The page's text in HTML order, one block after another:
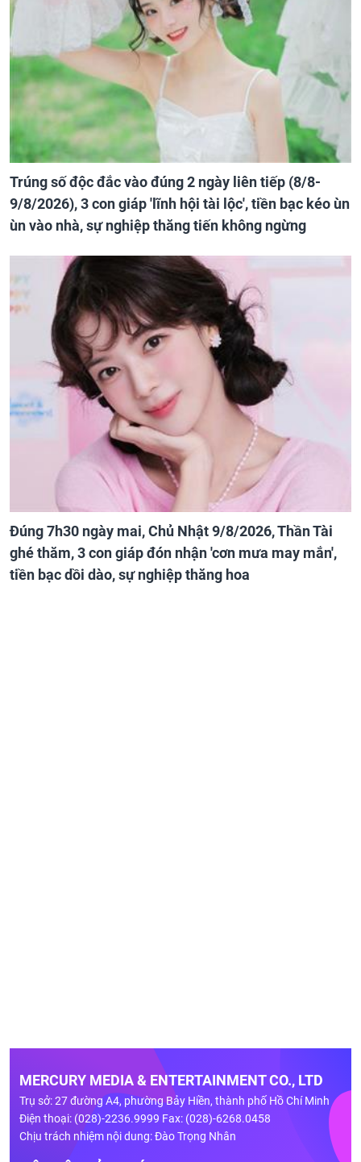
Trúng số độc đắc vào đúng 2 ngày liên tiếp (8/8-
9/8/2026), 3 con giáp 'lĩnh hội tài lộc', tiền bạc kéo ùn
ùn vào nhà, sự nghiệp thăng tiến không ngừng
Đúng 7h30 ngày mai, Chủ Nhật 9/8/2026, Thần Tài
ghé thăm, 3 con giáp đón nhận 'cơn mưa may mắn',
tiền bạc dồi dào, sự nghiệp thăng hoa
MERCURY MEDIA & ENTERTAINMENT CO., LTD
Trụ sở: 27 đường A4, phường Bảy Hiền, thành phố Hồ Chí Minh
Điện thoại: (028)-2236.9999 Fax: (028)-6268.0458
Chịu trách nhiệm nội dung: Đào Trọng Nhân